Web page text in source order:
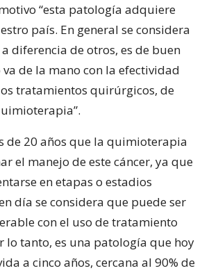
“esta patología adquiere
país. En general se considera
diferencia de otros, es de buen
de la mano con la efectividad
tratamientos quirúrgicos, de
de 20 años que la quimioterapia
el manejo de este cáncer, ya que
en etapas o estadios
día se considera que puede ser
con el uso de tratamiento
lo tanto, es una patología que hoy
a cinco años, cercana al 90% de